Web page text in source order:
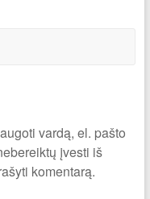
vardą, el. pašto
įvesti iš
komentarą.